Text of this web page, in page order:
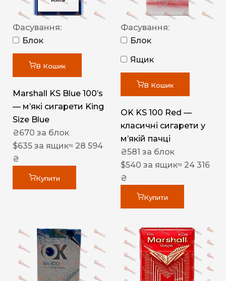
Фасування:
Блок
В Кошик
Marshall KS Blue 100’s
— м’які сигарети King
Size Blue
₴670 за блок
$635 за ящик≈ 28 594
₴
Купити
Фасування:
Блок
Ящик
В Кошик
OK KS 100 Red —
класичні сигарети у
м’якій пачці
₴581 за блок
$540 за ящик≈ 24 316
₴
Купити